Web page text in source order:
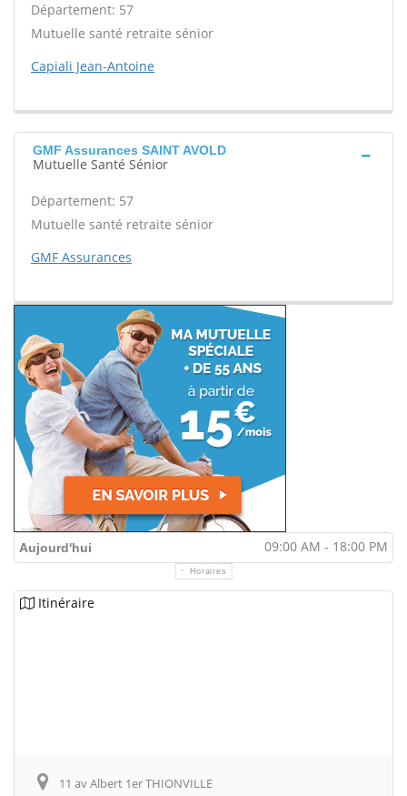
Département: 57
Mutuelle santé retraite sénior
Capiali Jean-Antoine
GMF Assurances SAINT AVOLD
Mutuelle Santé Sénior
Département: 57
Mutuelle santé retraite sénior
GMF Assurances
Aujourd'hui 09:00 AM - 18:00 PM
Horaires
Itinéraire
11 av Albert 1er THIONVILLE